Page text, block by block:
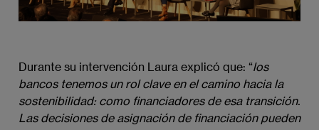
Durante su intervención Laura explicó que: “los
bancos tenemos un rol clave en el camino hacia la
sostenibilidad: como financiadores de esa transición.
Las decisiones de asignación de financiación pueden